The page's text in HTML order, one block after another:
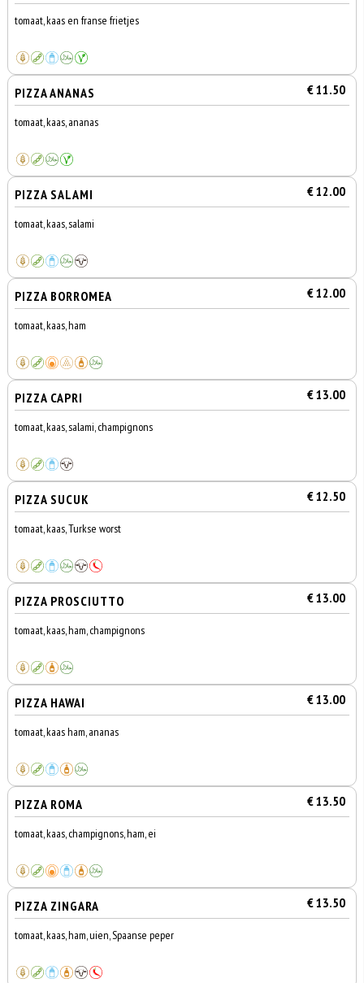
tomaat, kaas en franse frietjes
PIZZA ANANAS € 11.50
tomaat, kaas, ananas
PIZZA SALAMI € 12.00
tomaat, kaas, salami
PIZZA BORROMEA € 12.00
tomaat, kaas, ham
PIZZA CAPRI € 13.00
tomaat, kaas, salami, champignons
PIZZA SUCUK € 12.50
tomaat, kaas, Turkse worst
PIZZA PROSCIUTTO € 13.00
tomaat, kaas, ham, champignons
PIZZA HAWAI € 13.00
tomaat, kaas ham, ananas
PIZZA ROMA € 13.50
tomaat, kaas, champignons, ham, ei
PIZZA ZINGARA € 13.50
tomaat, kaas, ham, uien, Spaanse peper